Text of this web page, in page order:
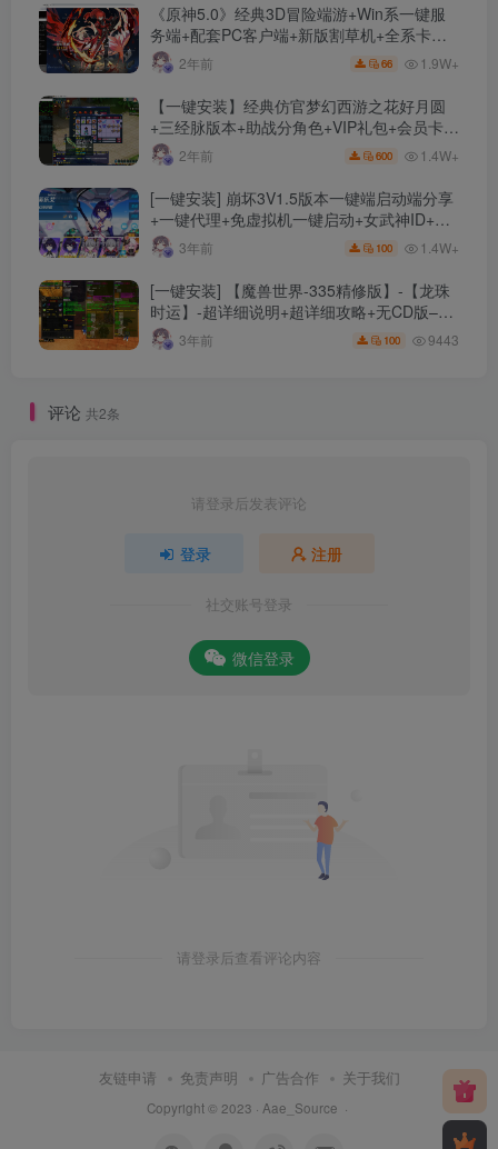
《原神5.0》经典3D冒险端游+Win系一键服
务端+配套PC客户端+新版割草机+全系卡池
文件2年前 66 1.9W+
【一键安装】经典仿官梦幻西游之花好月圆
+三经脉版本+助战分角色+VIP礼包+会员卡
+剧情活动+视频搭建及其他修改资料
2年前 600 1.4W+
[一键安装] 崩坏3V1.5版本一键端启动端分享
+一键代理+免虚拟机一键启动+女武神ID+详
细指令+极简一键修改
3年前 100 1.4W+
[一键安装] 【魔兽世界-335精修版】-【龙珠
时运】-超详细说明+超详细攻略+无CD版–精
修版本-站长推荐+站长亲测
3年前 100 9443
评论 共2条
请登录后发表评论
登录 注册
社交账号登录
微信登录
请登录后查看评论内容
友链申请 免责声明 广告合作 关于我们
Copyright © 2023 · Aae_Source ·